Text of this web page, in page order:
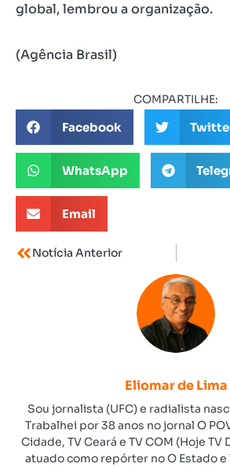
global, lembrou a organização.
(Agência Brasil)
COMPARTILHE:
Facebook
WhatsApp
Email
Notícia Anterior
Eliomar de Lima
Sou jornalista (UFC) e radialista
Trabalhei por 38 anos no jornal O
Cidade, TV Ceará e TV COM (Hoje
atuado como repórter no O Estado e